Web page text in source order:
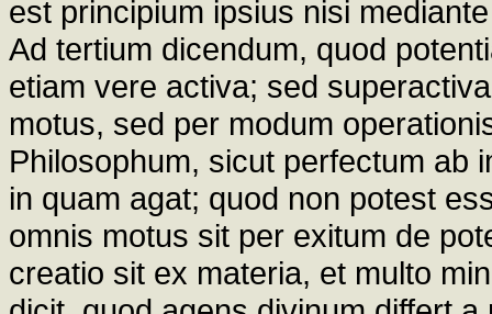
est principium ipsius nisi
Ad tertium dicendum, quod
etiam vere activa; sed
motus, sed per modum
Philosophum, sicut perfectum ab
in quam agat; quod non potest
omnis motus sit per exitum de
creatio sit ex materia, et multo